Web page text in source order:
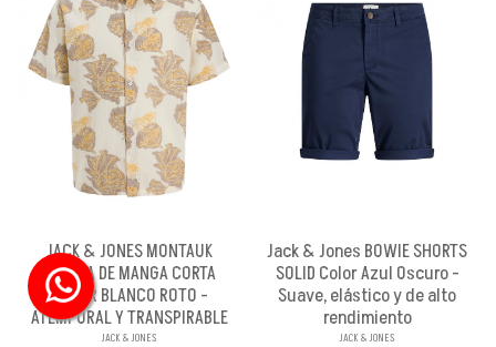
JACK & JONES MONTAUK
CAMISA DE MANGA CORTA
COLOR BLANCO ROTO -
ATEMPORAL Y TRANSPIRABLE
JACK & JONES
Jack & Jones BOWIE SHORTS
SOLID Color Azul Oscuro -
Suave, elástico y de alto
rendimiento
JACK & JONES